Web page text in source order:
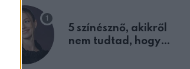
5 színésznő, akikről
nem tudtad, hogy